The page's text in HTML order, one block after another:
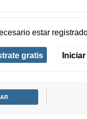
estar
gratis